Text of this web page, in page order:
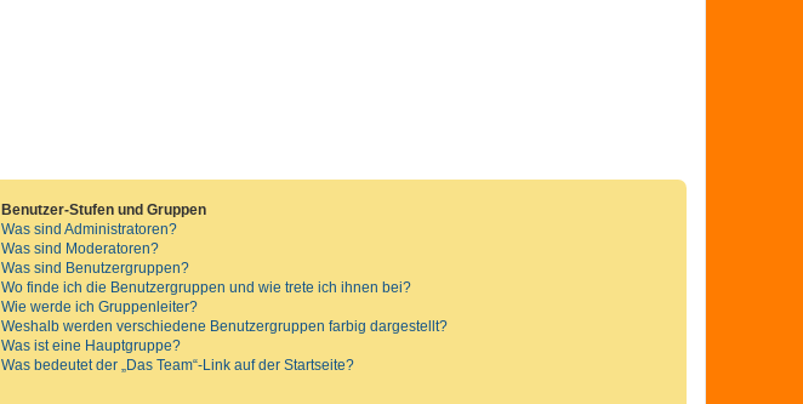
Benutzer-Stufen und Gruppen
Was sind Administratoren?
Was sind Moderatoren?
Was sind Benutzergruppen?
Wo finde ich die Benutzergruppen und wie trete ich ihnen bei?
Wie werde ich Gruppenleiter?
Weshalb werden verschiedene Benutzergruppen farbig dargestellt?
Was ist eine Hauptgruppe?
Was bedeutet der „Das Team“-Link auf der Startseite?